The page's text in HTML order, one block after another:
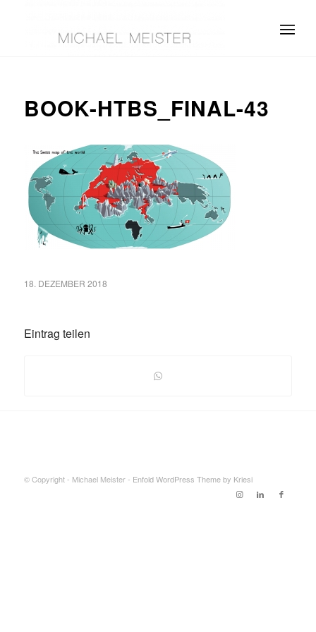
BOOK-HTBS_FINAL-43
18. DEZEMBER 2018
Eintrag teilen
© Copyright - Michael Meister - Enfold WordPress Theme by Kriesi